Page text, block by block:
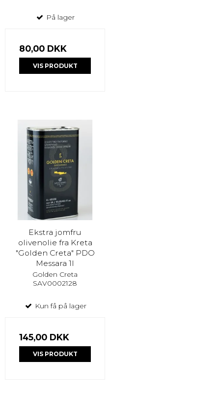
På lager
80,00 DKK
VIS PRODUKT
Ekstra jomfru
olivenolie fra Kreta
"Golden Creta" PDO
Messara 1l
Golden Creta
SAV0002128
Kun få på lager
145,00 DKK
VIS PRODUKT